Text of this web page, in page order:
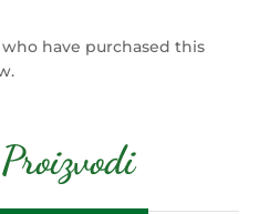
have purchased this